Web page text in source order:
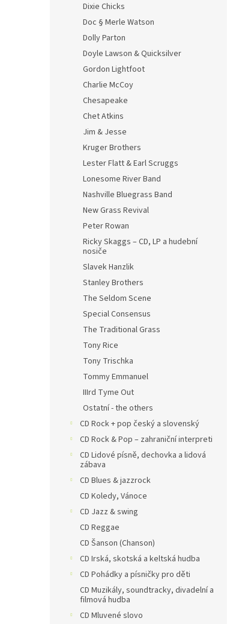
Dixie Chicks
Doc § Merle Watson
Dolly Parton
Doyle Lawson & Quicksilver
Gordon Lightfoot
Charlie McCoy
Chesapeake
Chet Atkins
Jim & Jesse
Kruger Brothers
Lester Flatt & Earl Scruggs
Lonesome River Band
Nashville Bluegrass Band
New Grass Revival
Peter Rowan
Ricky Skaggs – CD, LP a hudební
nosiče
Slavek Hanzlik
Stanley Brothers
The Seldom Scene
Special Consensus
The Traditional Grass
Tony Rice
Tony Trischka
Tommy Emmanuel
IIIrd Tyme Out
Ostatní - the others
CD Rock + pop český a slovenský
CD Rock & Pop – zahraniční interpreti
CD Lidové písně, dechovka a lidová
zábava
CD Blues & jazzrock
CD Koledy, Vánoce
CD Jazz & swing
CD Reggae
CD Šanson (Chanson)
CD Irská, skotská a keltská hudba
CD Pohádky a písničky pro děti
CD Muzikály, soundtracky, divadelní a
filmová hudba
CD Mluvené slovo